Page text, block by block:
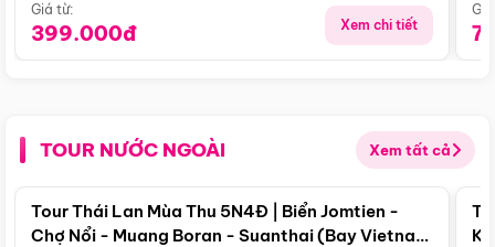
Giá từ:
399.000đ Xem chi tiết
TOUR NƯỚC NGOÀI Xem tất cả
Điểm nổi bật
Tour Thái Lan Mùa Thu 5N4Đ | Biển Jomtien -
Chợ Nổi - Muang Boran - Suanthai (Bay Vietnam